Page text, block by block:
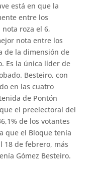
está en que la
entre los
roza el 6,
nota entre los
de la dimensión de
Es la única líder de
Besteiro, con
en las cuatro
de Pontón
el preelectoral del
de los votantes
que el Bloque tenía
18 de febrero, más
Gómez Besteiro.